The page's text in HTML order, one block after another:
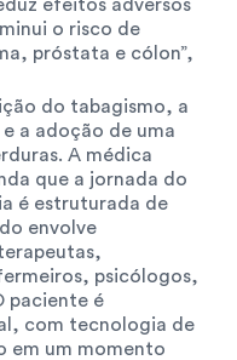
efeitos adversos
o risco de
próstata e cólon”,
do tabagismo, a
a adoção de uma
A médica
que a jornada do
é estruturada de
envolve
psicólogos,
paciente é
com tecnologia de
em um momento